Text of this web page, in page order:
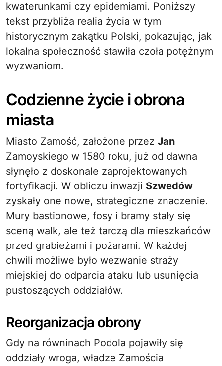
kwaterunkami czy epidemiami. Poniższy
tekst przybliża realia życia w tym
historycznym zakątku Polski, pokazując, jak
lokalna społeczność stawiła czoła potężnym
wyzwaniom.
Codzienne życie i obrona
miasta
Miasto Zamość, założone przez Jan
Zamoyskiego w 1580 roku, już od dawna
słynęło z doskonale zaprojektowanych
fortyfikacji. W obliczu inwazji Szwedów
zyskały one nowe, strategiczne znaczenie.
Mury bastionowe, fosy i bramy stały się
sceną walk, ale też tarczą dla mieszkańców
przed grabieżami i pożarami. W każdej
chwili możliwe było wezwanie straży
miejskiej do odparcia ataku lub usunięcia
pustoszących oddziałów.
Reorganizacja obrony
Gdy na równinach Podola pojawiły się
oddziały wroga, władze Zamościa